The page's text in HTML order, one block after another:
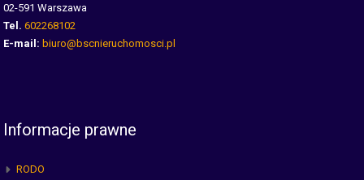
02-591 Warszawa
Tel. 602268102
E-mail: biuro@bscnieruchomosci.pl
Informacje prawne
RODO